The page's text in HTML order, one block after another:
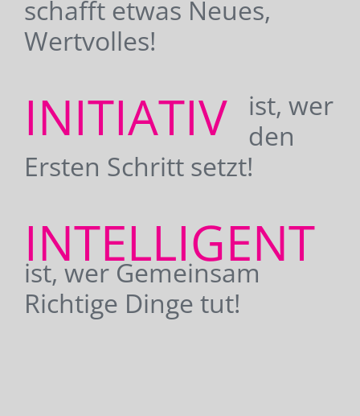
schafft etwas Neues,
Wertvolles!
INITIATIV
ist, wer
den
Ersten Schritt setzt!
INTELLIGENT
ist, wer Gemeinsam
Richtige Dinge tut!